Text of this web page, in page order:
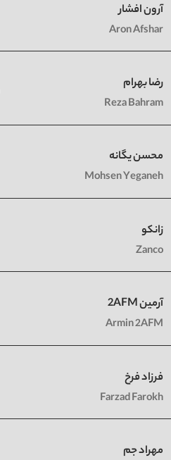
آرون افشار
Aron Afshar
رضا بهرام
Reza Bahram
محسن یگانه
Mohsen Yeganeh
زانکو
Zanco
آرمین 2AFM
Armin 2AFM
فرزاد فرخ
Farzad Farokh
مهراد جم